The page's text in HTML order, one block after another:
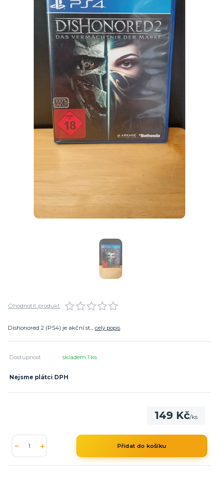
Ohodnotit produkt
Dishonored 2 (PS4) je akční st... celý popis
Dostupnost skladem 1 ks
Nejsme plátci DPH
149 Kč/ks
Přidat do košíku